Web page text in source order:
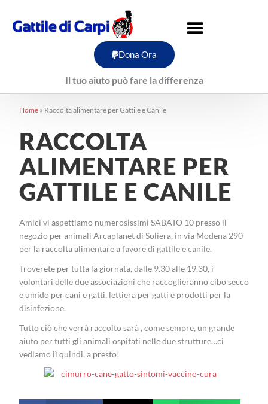
contenuto
Dona Ora
Il tuo aiuto può fare la differenza
Home » Raccolta alimentare per Gattile e Canile
RACCOLTA
ALIMENTARE PER
GATTILE E CANILE
Amici vi aspettiamo numerosissimi SABATO 10 presso il
negozio per animali Arcaplanet di Soliera, in via Modena 290
per la raccolta alimentare a favore di gattile e canile.
Troverete per tutta la giornata, dalle 9.30 alle 19.30, i
volontari delle due associazioni che raccoglieranno cibo secco
e umido per cani e gatti, lettiera per gatti e prodotti per la
disinfezione.
Tutto ciò che verrà raccolto sarà , come sempre, un grande
aiuto per tutti gli animali ospitati nelle due strutture…ci
vediamo lì quindi, a presto!